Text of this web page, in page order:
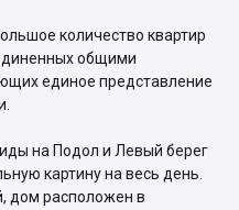
количество квартир
общими
единое представление
на Подол и Левый берег
картину на весь день.
дом расположен в